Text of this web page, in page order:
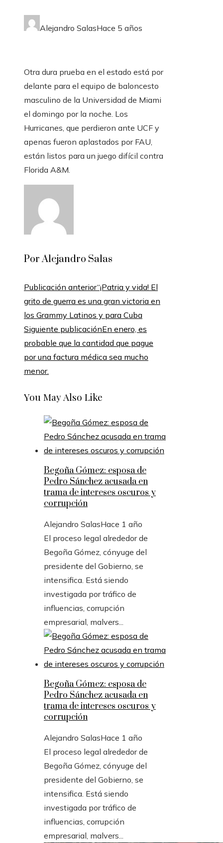
Alejandro SalasHace 5 años
Otra dura prueba en el estado está por
delante para el equipo de baloncesto
masculino de la Universidad de Miami
el domingo por la noche. Los
Hurricanes, que perdieron ante UCF y
apenas fueron aplastados por FAU,
están listos para un juego difícil contra
Florida A&M.
Por Alejandro Salas
Publicación anterior“¡Patria y vida! El
grito de guerra es una gran victoria en
los Grammy Latinos y para Cuba
Siguiente publicaciónEn enero, es
probable que la cantidad que pague
por una factura médica sea mucho
menor.
You May Also Like
Begoña Gómez: esposa de
Pedro Sánchez acusada en
trama de intereses oscuros y
corrupción
Alejandro SalasHace 1 año
El proceso legal alrededor de
Begoña Gómez, cónyuge del
presidente del Gobierno, se
intensifica. Está siendo
investigada por tráfico de
influencias, corrupción
empresarial, malvers...
Begoña Gómez: esposa de
Pedro Sánchez acusada en
trama de intereses oscuros y
corrupción
Alejandro SalasHace 1 año
El proceso legal alrededor de
Begoña Gómez, cónyuge del
presidente del Gobierno, se
intensifica. Está siendo
investigada por tráfico de
influencias, corrupción
empresarial, malvers...